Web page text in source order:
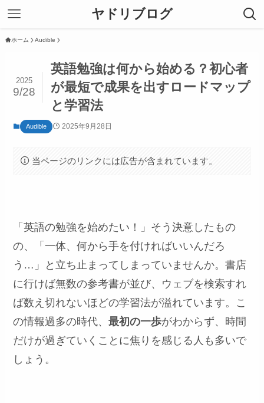
ヤドリブログ
ホーム Audible
英語勉強は何から始める？初心者
が最短で成果を出すロードマップ
と学習法
2025
9/28
Audible 2025年9月28日
当ページのリンクには広告が含まれています。
「英語の勉強を始めたい！」そう決意したもの
の、「一体、何から手を付ければいいんだろ
う…」と立ち止まってしまっていませんか。書店
に行けば無数の参考書が並び、ウェブを検索すれ
ば数え切れないほどの学習法が溢れています。こ
の情報過多の時代、最初の一歩がわからず、時間
だけが過ぎていくことに焦りを感じる人も多いで
しょう。